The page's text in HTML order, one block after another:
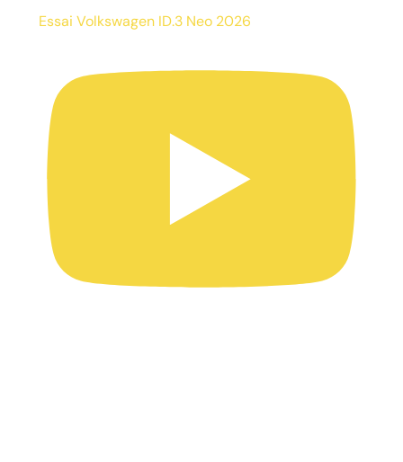
Essai Volkswagen ID.3 Neo 2026